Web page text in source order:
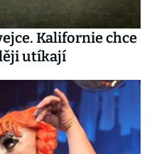
Kalifornie chce
utíkají